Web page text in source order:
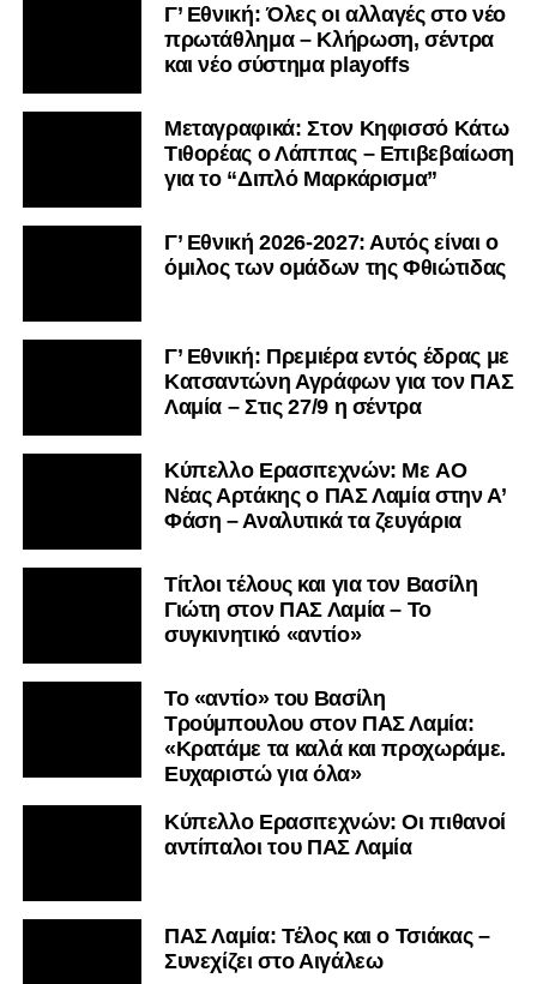
Γ’ Εθνική: Όλες οι αλλαγές στο νέο
πρωτάθλημα – Κλήρωση, σέντρα
και νέο σύστημα playoffs
Μεταγραφικά: Στον Κηφισσό Κάτω
Τιθορέας ο Λάππας – Επιβεβαίωση
για το “Διπλό Μαρκάρισμα”
Γ’ Εθνική 2026-2027: Αυτός είναι ο
όμιλος των ομάδων της Φθιώτιδας
Γ’ Εθνική: Πρεμιέρα εντός έδρας με
Κατσαντώνη Αγράφων για τον ΠΑΣ
Λαμία – Στις 27/9 η σέντρα
Kύπελλο Ερασιτεχνών: Με AO
Nέας Αρτάκης ο ΠΑΣ Λαμία στην Α’
Φάση – Αναλυτικά τα ζευγάρια
Τίτλοι τέλους και για τον Βασίλη
Γιώτη στον ΠΑΣ Λαμία – Το
συγκινητικό «αντίο»
Το «αντίο» του Βασίλη
Τρούμπουλου στον ΠΑΣ Λαμία:
«Κρατάμε τα καλά και προχωράμε.
Ευχαριστώ για όλα»
Κύπελλο Ερασιτεχνών: Οι πιθανοί
αντίπαλοι του ΠΑΣ Λαμία
ΠΑΣ Λαμία: Τέλος και ο Τσιάκας –
Συνεχίζει στο Αιγάλεω